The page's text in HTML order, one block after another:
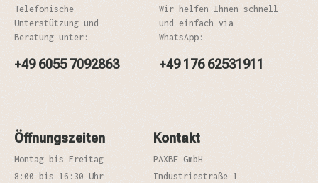
Telefonische
Unterstützung und
Beratung unter:
+49 6055 7092863
Wir helfen Ihnen schnell
und einfach via
WhatsApp:
+49 176 62531911
Öffnungszeiten
Montag bis Freitag
8:00 bis 16:30 Uhr
Kontakt
PAXBE GmbH
Industriestraße 1